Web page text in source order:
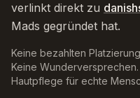
verlinkt direkt zu
Mads gegründet hat.
Keine bezahlten
Keine
Hautpflege für echte